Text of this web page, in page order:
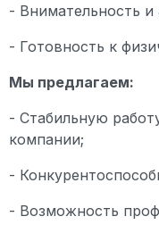
- Внимательность и
- Готовность к
Мы предлагаем:
- Стабильную
компании;
-
- Возможность